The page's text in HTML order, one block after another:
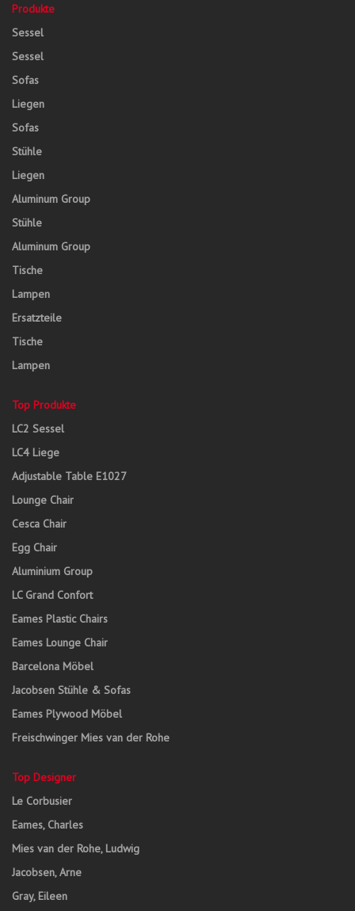
Produkte
Sessel
Sessel
Sofas
Liegen
Sofas
Stühle
Liegen
Aluminum Group
Stühle
Aluminum Group
Tische
Lampen
Ersatzteile
Tische
Lampen
Top Produkte
LC2 Sessel
LC4 Liege
Adjustable Table E1027
Lounge Chair
Cesca Chair
Egg Chair
Aluminium Group
LC Grand Confort
Eames Plastic Chairs
Eames Lounge Chair
Barcelona Möbel
Jacobsen Stühle & Sofas
Eames Plywood Möbel
Freischwinger Mies van der Rohe
Top Designer
Le Corbusier
Eames, Charles
Mies van der Rohe, Ludwig
Jacobsen, Arne
Gray, Eileen